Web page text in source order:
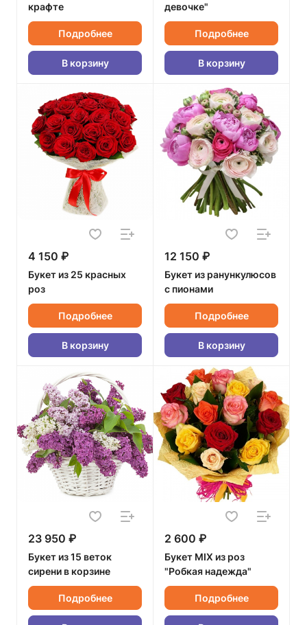
крафте
Подробнее
В корзину
девочке"
Подробнее
В корзину
4 150 ₽
Букет из 25 красных
роз
Подробнее
В корзину
12 150 ₽
Букет из ранункулюсов
с пионами
Подробнее
В корзину
23 950 ₽
Букет из 15 веток
сирени в корзине
Подробнее
2 600 ₽
Букет MIX из роз
"Робкая надежда"
Подробнее